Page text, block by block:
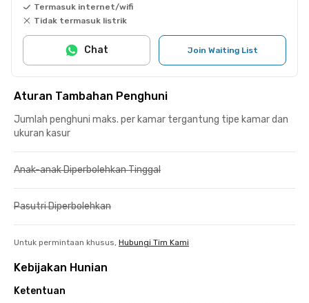
Termasuk internet/wifi
Tidak termasuk listrik
Join Waiting List
Chat
Aturan Tambahan Penghuni
Jumlah penghuni maks. per kamar tergantung tipe kamar dan
ukuran kasur
Anak-anak Diperbolehkan Tinggal
Pasutri Diperbolehkan
Untuk permintaan khusus, Hubungi Tim Kami
Kebijakan Hunian
Ketentuan